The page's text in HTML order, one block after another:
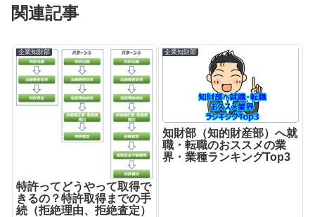
関連記事
企業知財部
特許ってどうやって取得で
きるの？特許取得までの手
続（拒絶理由、拒絶査定）
企業知財部
知財部（知的財産部）へ就
職・転職のおススメの業
界・業種ランキングTop3